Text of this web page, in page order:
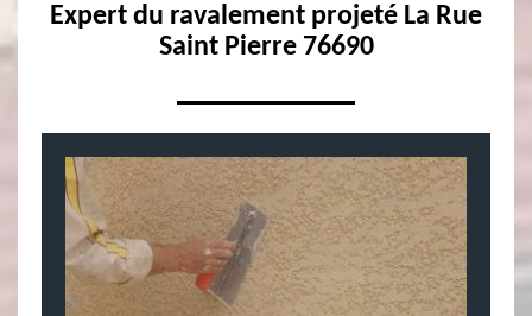
Expert du ravalement projeté La Rue
Saint Pierre 76690